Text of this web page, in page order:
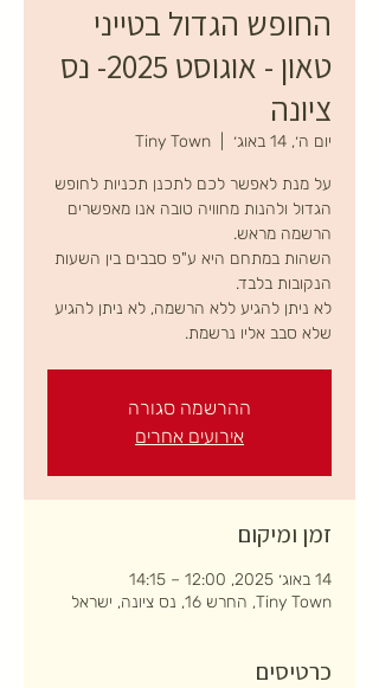
החופש הגדול בטייני
טאון - אוגוסט 2025- נס
ציונה
יום ה׳, 14 באוג׳ Tiny Town
על מנת לאפשר לכם לתכנן תכניות לחופש
הגדול ולהנות מחוויה טובה אנו מאפשרים
השהות במתחם היא ע"פ סבבים בין השעות
לא ניתן להגיע ללא הרשמה, לא ניתן להגיע
שלא סבב אליו נרשמת.
ההרשמה סגורה
אירועים אחרים
זמן ומיקום
14 באוג׳ 2025, 12:00 – 14:15
Tiny Town, החרש 16, נס ציונה, ישראל
כרטיסים